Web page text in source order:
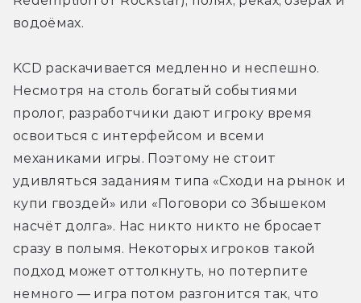
водоёмах.
KCD раскачивается медленно и неспешно.
Несмотря на столь богатый событиями
пролог, разработчики дают игроку время
освоиться с интерфейсом и всеми
механиками игры. Поэтому не стоит
удивляться заданиям типа «Сходи на рынок и
купи гвоздей» или «Поговори со Збышеком
насчёт долга». Нас никто никто не бросает
сразу в полымя. Некоторых игроков такой
подход может оттолкнуть, но потерпите
немного — игра потом разгонится так, что